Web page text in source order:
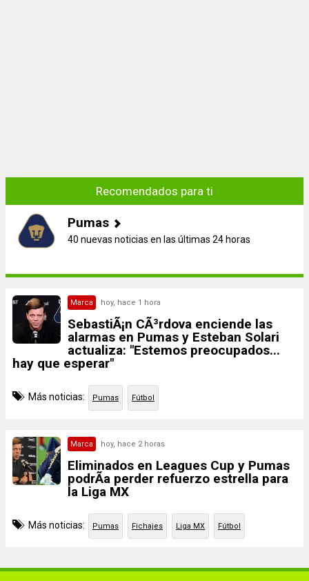
Recomendados para ti
Pumas
40 nuevas noticias en las últimas 24 horas
Marca hoy, hace 1 hora
SebastiÃ¡n CÃ³rdova enciende las
alarmas en Pumas y Esteban Solari
actualiza: "Estemos preocupados...
hay que esperar"
Más noticias: Pumas Fútbol
Marca hoy, hace 2 horas
Eliminados en Leagues Cup y Pumas
podrÃ­a perder refuerzo estrella para
la Liga MX
Más noticias: Pumas Fichajes Liga MX Fútbol